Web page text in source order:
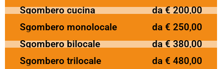
Sgombero cucina
da € 200,00
Sgombero monolocale
da € 250,00
Sgombero bilocale
da € 380,00
Sgombero trilocale
da € 480,00